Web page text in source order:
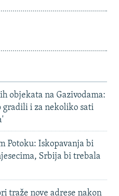
objekata na Gazivodama:
gradili i za nekoliko sati
Potoku: Iskopavanja bi
Srbija bi trebala
traže nove adrese nakon